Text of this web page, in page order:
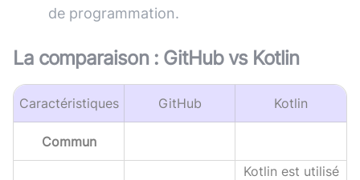
de programmation.
La comparaison : GitHubvs Kotlin
Caractéristiques GitHub Kotlin
Commun
Kotlin est utilisé